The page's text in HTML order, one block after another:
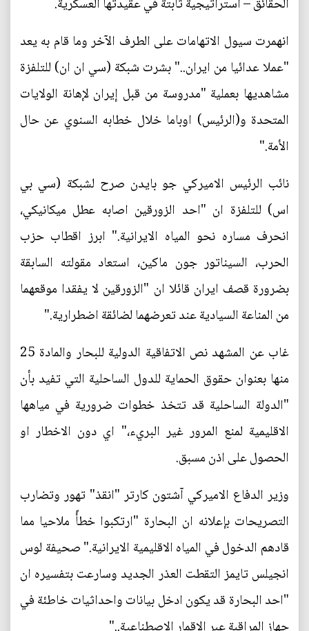
الحقائق – استراتيجية ثابتة في عقيدتها العسكرية.
انهمرت سيول الاتهامات على الطرف الآخر وما قام به يعد
"عملا عدائيا من ايران.." بشرت شبكة (سي ان ان) للتلفزة
مشاهديها بعملية "مدروسة من قبل إيران لإهانة الولايات
المتحدة و(الرئيس) اوباما خلال خطابه السنوي عن حال
الأمة."
نائب الرئيس الاميركي جو بايدن صرح لشبكة (سي بي
اس) للتلفزة ان "احد الزورقين اصابه عطل ميكانيكي،
انحرف مساره نحو المياه الايرانية." ابرز اقطاب حزب
الحرب، السيناتور جون ماكين، استعاد مقولته السابقة
بضرورة قصف ايران قائلا ان "الزورقين لا يفقدا موقعهما
من المناعة السيادية عند تعرضهما لضائقة اضطرارية."
غاب عن المشهد نص الاتفاقية الدولية للبحار والمادة 25
منها بعنوان حقوق الحماية للدول الساحلية التي تفيد بأن
"الدولة الساحلية قد تتخذ خطوات ضرورية في مياهها
الاقليمية لمنع المرور غير البريء،" اي دون الاخطار او
الحصول على اذن مسبق.
وزير الدفاع الاميركي آشتون كارتر "انقذ" تهور وتضارب
التصريحات بإعلانه ان البحارة "ارتكبوا خطأً ملاحيا مما
قادهم الدخول في المياه الاقليمية الايرانية." صحيفة لوس
انجيلس تايمز التقطت العذر الجديد وسارعت بتفسيره ان
"احد البحارة قد يكون ادخل بيانات واحداثيات خاطئة في